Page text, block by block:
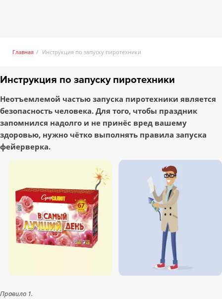
Главная Инструкция по запуску пиротехники
Инструкция по запуску пиротехники
Неотъемлемой частью запуска пиротехники является
безопасность человека. Для того, чтобы праздник
запомнился надолго и не принёс вред вашему
здоровью, нужно чётко выполнять правила запуска
фейерверка.
Правило 1.